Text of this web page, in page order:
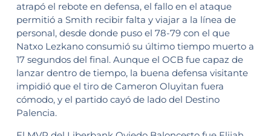
atrapó el rebote en defensa, el fallo en el ataque
permitió a Smith recibir falta y viajar a la línea de
personal, desde donde puso el 78-79 con el que
Natxo Lezkano consumió su último tiempo muerto a
17 segundos del final. Aunque el OCB fue capaz de
lanzar dentro de tiempo, la buena defensa visitante
impidió que el tiro de Cameron Oluyitan fuera
cómodo, y el partido cayó de lado del Destino
Palencia.